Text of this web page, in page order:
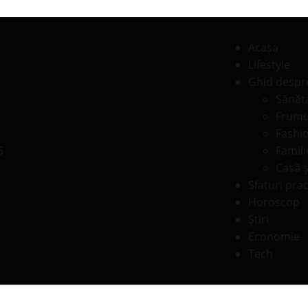
Acasa
Lifestyle
Ghid despre
Fashion
Casă
Sfaturi
Horoscop
Știri